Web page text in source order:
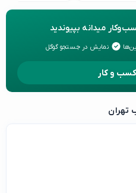
میدانه بپیوندید
نمایش در جستجو گوگل
و کار
تهران